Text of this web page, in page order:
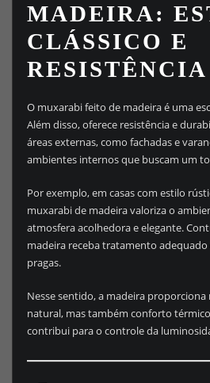
MADEIRA:
CLÁSSICO E
RESISTÊNCIA
O muxarabi feito de madeira é uma
Além disso, oferece resistência e
áreas externas, como fachadas e
ambientes internos que buscam um
Por exemplo, em casas com estilo
muxarabi de madeira valoriza o
atmosfera acolhedora e elegante.
madeira receba tratamento
pragas.
Nesse sentido, a madeira
natural, mas também conforto
contribui para o controle da